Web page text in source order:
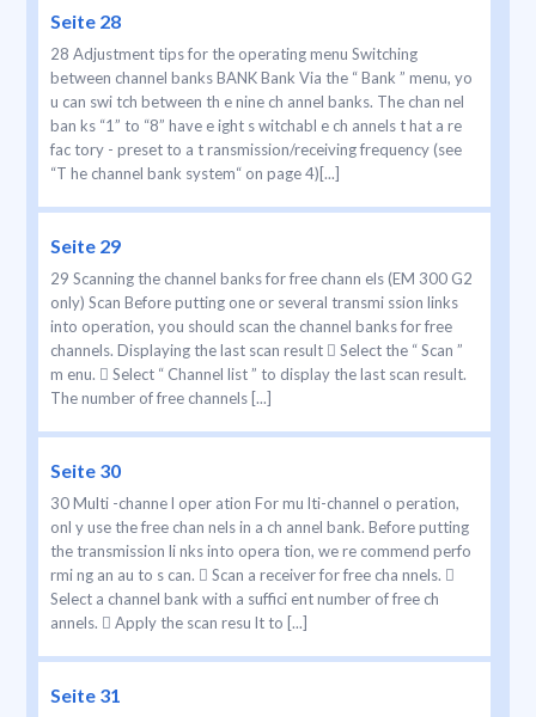
Seite 28
28 Adjustment tips for the operating menu Switching
between channel banks BANK Bank Via the “ Bank ” menu, yo
u can swi tch between th e nine ch annel banks. The chan nel
ban ks “1” to “8” have e ight s witchabl e ch annels t hat a re
fac tory - preset to a t ransmission/receiving frequency (see
“T he channel bank system“ on page 4)[...]
Seite 29
29 Scanning the channel banks for free chann els (EM 300 G2
only) Scan Before putting one or several transmi ssion links
into operation, you should scan the channel banks for free
channels. Displaying the last scan result  Select the “ Scan ”
m enu.  Select “ Channel list ” to display the last scan result.
The number of free channels [...]
Seite 30
30 Multi -channe l oper ation For mu lti-channel o peration,
onl y use the free chan nels in a ch annel bank. Before putting
the transmission li nks into opera tion, we re commend perfo
rmi ng an au to s can.  Scan a receiver for free cha nnels. 
Select a channel bank with a suffici ent number of free ch
annels.  Apply the scan resu lt to [...]
Seite 31